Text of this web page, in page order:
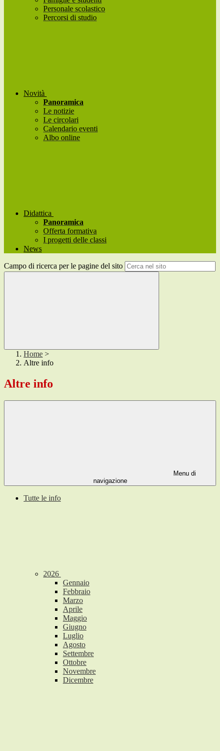
Personale scolastico
Percorsi di studio
Novità
Panoramica
Le notizie
Le circolari
Calendario eventi
Albo online
Didattica
Panoramica
Offerta formativa
I progetti delle classi
News
Campo di ricerca per le pagine del sito
Home >
Altre info
Altre info
Menu di
navigazione
Tutte le info
2026
Gennaio
Febbraio
Marzo
Aprile
Maggio
Giugno
Luglio
Agosto
Settembre
Ottobre
Novembre
Dicembre